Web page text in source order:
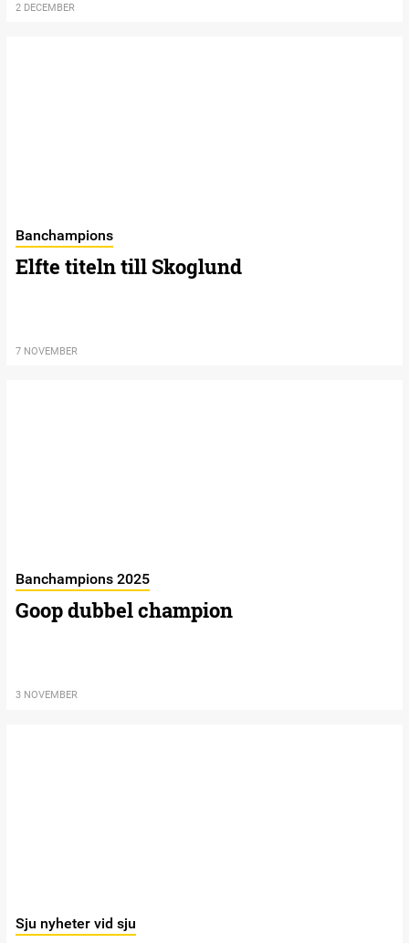
2 DECEMBER
Banchampions
Elfte titeln till Skoglund
7 NOVEMBER
Banchampions 2025
Goop dubbel champion
3 NOVEMBER
Sju nyheter vid sju